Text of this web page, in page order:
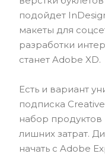
подойдет
макеты для
разработки
станет Adobe XD.
Есть и вариант
подписка
набор
лишних затрат.
начать с Adobe